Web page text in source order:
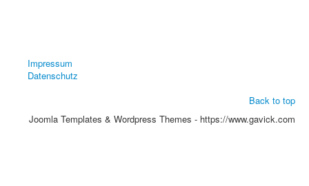
Impressum
Datenschutz
Back to top
Joomla Templates & Wordpress Themes - https://www.gavick.com